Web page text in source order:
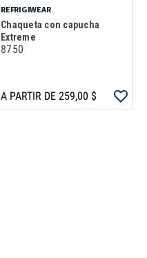
REFRIGIWEAR
Chaqueta con capucha
Extreme
8750
A PARTIR DE 259,00 $